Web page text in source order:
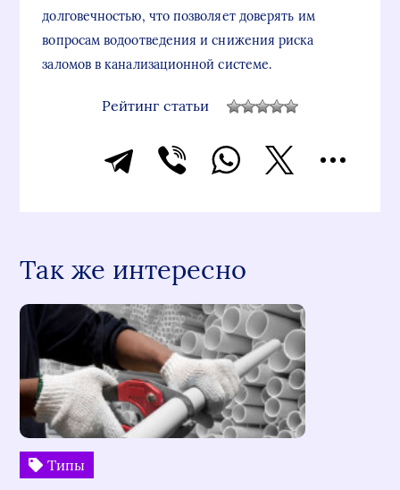
долговечностью, что позволяет доверять им
вопросам водоотведения и снижения риска
заломов в канализационной системе.
Рейтинг статьи
Так же интересно
Типы